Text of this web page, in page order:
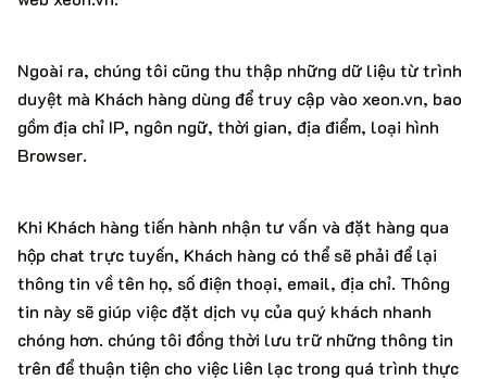
Ngoài ra, chúng tôi cũng thu thập những dữ liệu từ trình
duyệt mà Khách hàng dùng để truy cập vào xeon.vn, bao
gồm địa chỉ IP, ngôn ngữ, thời gian, địa điểm, loại hình
Browser.
Khi Khách hàng tiến hành nhận tư vấn và đặt hàng qua
hộp chat trực tuyến, Khách hàng có thể sẽ phải để lại
thông tin về tên họ, số điện thoại, email, địa chỉ. Thông
tin này sẽ giúp việc đặt dịch vụ của quý khách nhanh
chóng hơn. chúng tôi đồng thời lưu trữ những thông tin
trên để thuận tiện cho việc liên lạc trong quá trình thực